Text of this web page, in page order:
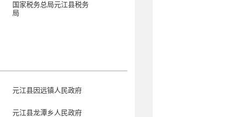
国家税务总局元江县税务
局
元江县因远镇人民政府
元江县龙潭乡人民政府